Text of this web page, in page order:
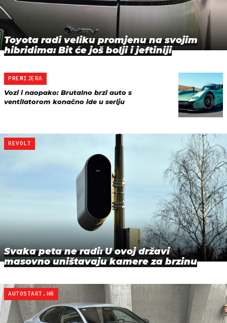
Toyota radi veliku promjenu na svojim
hibridima: Bit će još bolji i jeftiniji
PREMIJERA
Vozi i naopako: Brutalno brzi auto s
ventilatorom konačno ide u seriju
REVOLT
Svaka peta ne radi: U ovoj državi
masovno uništavaju kamere za brzinu
AUTOSTART.HR